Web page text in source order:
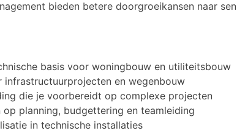
bieden betere doorgroeikansen naar
basis voor woningbouw en utiliteitsbouw
infrastructuurprojecten en wegenbouw
die je voorbereidt op complexe projecten
op planning, budgettering en teamleiding
in technische installaties